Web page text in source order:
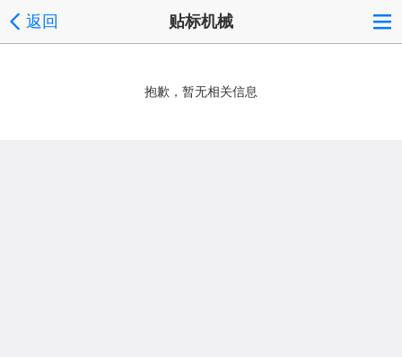
返回 贴标机械
抱歉，暂无相关信息